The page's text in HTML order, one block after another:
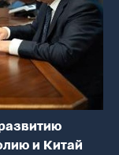
и Китай